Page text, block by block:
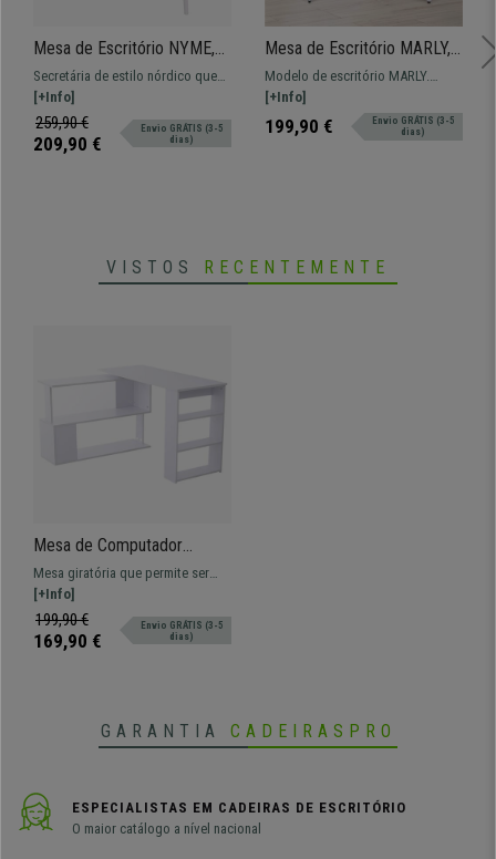
Mesa de Escritório NYME,
120x80x55 cm, Modelo
Versátil, Estilo Nórdico, Cor
Branco
Secretária de estilo nórdico que
se destaca pela sua praticidade e
conforto de utilização.
[+Info]
259,90 €
209,90 €
Envio GRÁTIS (3-5
dias)
Mesa de Escritório MARLY,
150x150x76 cm, Em Metal
e Madeira, Cor Branco e
Modelo de escritório MARLY.
Dimensões de 150x150 e 76 cm de
altura. Ampla superfície de
trabalho. Resistente estructura em
[+Info]
199,90 €
Envio GRÁTIS (3-5
dias)
VISTOS RECENTEMENTE
Mesa de Computador
PLAMEN, Giratória, Com
Estantes, Em Madeira, Cor
Branco
Mesa giratória que permite ser
colocada em 3 posições
diferentes. Oferece amplo espaço
de trabalho e arrumação.
[+Info]
199,90 €
169,90 €
Envio GRÁTIS (3-5
dias)
GARANTIA CADEIRASPRO
ESPECIALISTAS EM CADEIRAS DE ESCRITÓRIO
O maior catálogo a nível nacional